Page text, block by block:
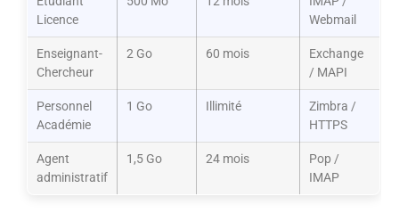
Licence
Webmail
Enseignant-
Chercheur
2 Go 60 mois
Exchange
/ MAPI
Personnel
Académie
1 Go Illimité
Zimbra /
HTTPS
Agent
administratif
1,5 Go 24 mois
Pop /
IMAP